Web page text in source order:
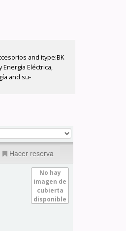
and itype:BK
Eléctrica,
and su-
Hacer reserva
No hay
imagen de
cubierta
disponible